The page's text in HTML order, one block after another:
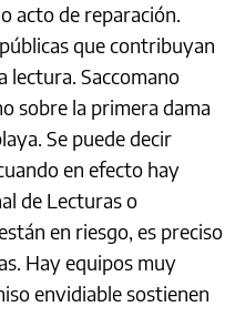
acto de reparación.
que contribuyan
lectura. Saccomano
sobre la primera dama
Se puede decir
en efecto hay
de Lecturas o
en riesgo, es preciso
Hay equipos muy
envidiable sostienen